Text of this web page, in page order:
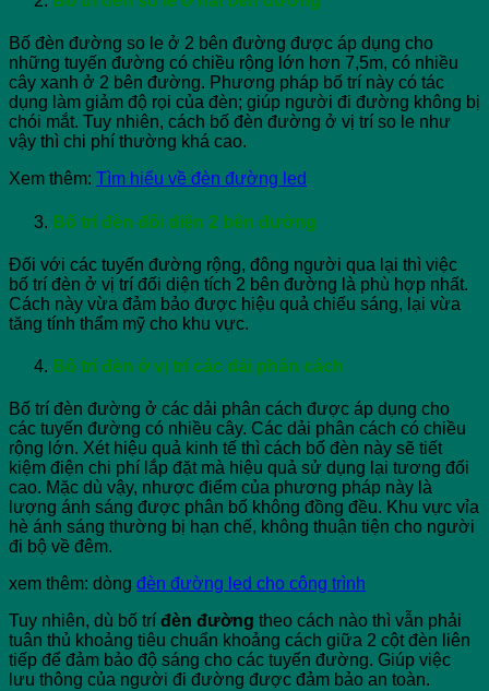
Bố đèn đường so le ở 2 bên đường được áp dụng cho
những tuyến đường có chiều rộng lớn hơn 7,5m, có nhiều
cây xanh ở 2 bên đường. Phương pháp bố trí này có tác
dụng làm giảm độ rọi của đèn; giúp người đi đường không bị
chói mắt. Tuy nhiên, cách bố đèn đường ở vị trí so le như
vậy thì chi phí thường khá cao.
Xem thêm: Tìm hiểu về đèn đường led
Bố trí đèn đối diện 2 bên đường
Đối với các tuyến đường rộng, đông người qua lại thì việc
bố trí đèn ở vị trí đối diện tích 2 bên đường là phù hợp nhất.
Cách này vừa đảm bảo được hiệu quả chiếu sáng, lại vừa
tăng tính thẩm mỹ cho khu vực.
Bố trí đèn ở vị trí các dải phân cách
Bố trí đèn đường ở các dải phân cách được áp dụng cho
các tuyến đường có nhiều cây. Các dải phân cách có chiều
rộng lớn. Xét hiệu quả kinh tế thì cách bố đèn này sẽ tiết
kiệm điện chi phí lắp đặt mà hiệu quả sử dụng lại tương đối
cao. Mặc dù vậy, nhược điểm của phương pháp này là
lượng ánh sáng được phân bố không đồng đều. Khu vực vỉa
hè ánh sáng thường bị hạn chế, không thuận tiện cho người
đi bộ về đêm.
xem thêm: dòng đèn đường led cho công trình
Tuy nhiên, dù bố trí đèn đường theo cách nào thì vẫn phải
tuân thủ khoảng tiêu chuẩn khoảng cách giữa 2 cột đèn liên
tiếp để đảm bảo độ sáng cho các tuyến đường. Giúp việc
lưu thông của người đi đường được đảm bảo an toàn.